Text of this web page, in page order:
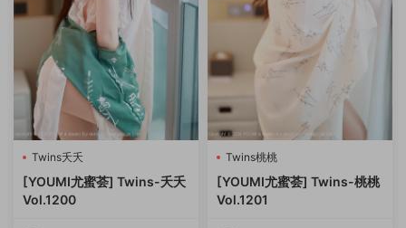
Twins夭夭
[YOUMI尤蜜荟] Twins-夭夭
Vol.1200
Twins桃桃
[YOUMI尤蜜荟] Twins-桃桃
Vol.1201